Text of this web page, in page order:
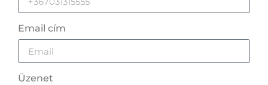
Email cím
Üzenet